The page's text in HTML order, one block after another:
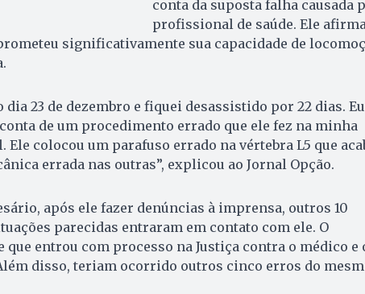
conta da suposta falha causada
profissional de saúde. Ele
significativamente sua capacidade de
23 de dezembro e fiquei desassistido por 22 dias.
de um procedimento errado que ele fez na minha
Ele colocou um parafuso errado na vértebra L5 que
errada nas outras”, explicou ao Jornal Opção.
após ele fazer denúncias à imprensa, outros 10
parecidas entraram em contato com ele. O
que entrou com processo na Justiça contra o médico e
disso, teriam ocorrido outros cinco erros do